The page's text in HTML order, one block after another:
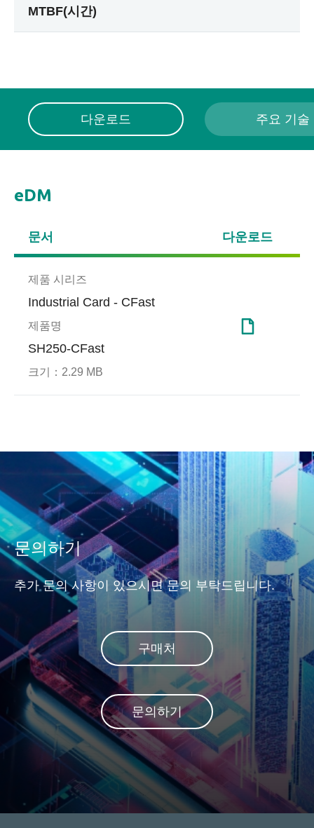
MTBF(시간)
다운로드 주요 기술
eDM
문서 다운로드
제품 시리즈
Industrial Card - CFast
제품명
SH250-CFast
크기： 2.29 MB
DataRAID™
block has significantly
increased, creating a
heightened need to safeguard
data reliability. Apacer
addresses this concern with
its innovative DataRAID™
technology.
술은
또는
우에
부가
공장 자동화 성공 사례
무휴 공장 가동
이터
문의하기
추가 문의 사항이 있으시면 문의 부탁드립니다.
구매처
문의하기